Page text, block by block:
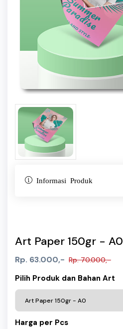
Informasi Produk
Art Paper 150gr - A0
Rp. 63.000,- Rp. 70.000,-
Pilih Produk dan Bahan Art
Harga per Pcs